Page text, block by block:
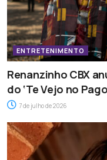
ENTRETENIMENTO
Renanzinho CBX
do ‘Te Vejo no
7 de julho de 2026